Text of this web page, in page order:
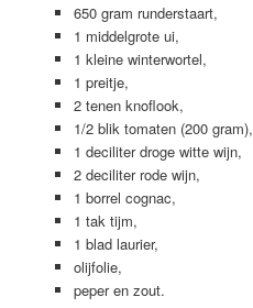
650 gram runderstaart,
1 middelgrote ui,
1 kleine winterwortel,
1 preitje,
2 tenen knoflook,
1/2 blik tomaten (200 gram),
1 deciliter droge witte wijn,
2 deciliter rode wijn,
1 borrel cognac,
1 tak tijm,
1 blad laurier,
olijfolie,
peper en zout.